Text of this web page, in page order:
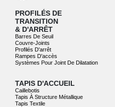
PROFILÉS DE
TRANSITION
& D'ARRÊT
Barres De Seuil
Couvre-Joints
Profilés D'arrêt
Rampes D'accès
Systèmes Pour Joint De Dilatation
TAPIS D'ACCUEIL
Caillebotis
Tapis À Structure Métallique
Tapis Textile